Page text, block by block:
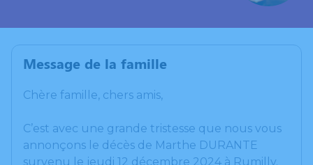
Message de la famille
Chère famille, chers amis,
C’est avec une grande tristesse que nous vous
annonçons le décès de Marthe DURANTE
survenu le jeudi 12 décembre 2024 à Rumilly.